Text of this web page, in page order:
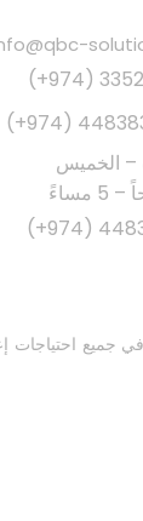
44838306
– الخميس
جميع احتياجات